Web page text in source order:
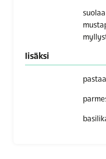
lisäksi
pastaa